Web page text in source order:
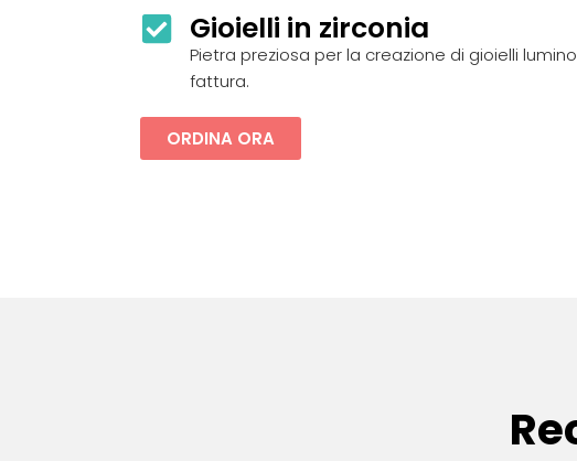
Gioielli in zirconia
Pietra preziosa per la creazione di gioielli
fattura.
ORDINA ORA